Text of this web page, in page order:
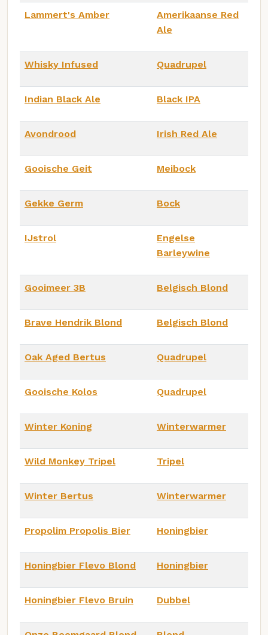
Lammert's Amber
Amerikaanse Red
Ale
Whisky Infused Quadrupel
Indian Black Ale Black IPA
Avondrood Irish Red Ale
Gooische Geit Meibock
Gekke Germ Bock
IJstrol
Engelse
Barleywine
Gooimeer 3B Belgisch Blond
Brave Hendrik Blond Belgisch Blond
Oak Aged Bertus Quadrupel
Gooische Kolos Quadrupel
Winter Koning Winterwarmer
Wild Monkey Tripel Tripel
Winter Bertus Winterwarmer
Propolim Propolis Bier Honingbier
Honingbier Flevo Blond Honingbier
Honingbier Flevo Bruin Dubbel